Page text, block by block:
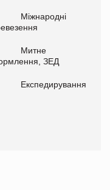
Міжнародні
Митне
ЗЕД
Експедирування